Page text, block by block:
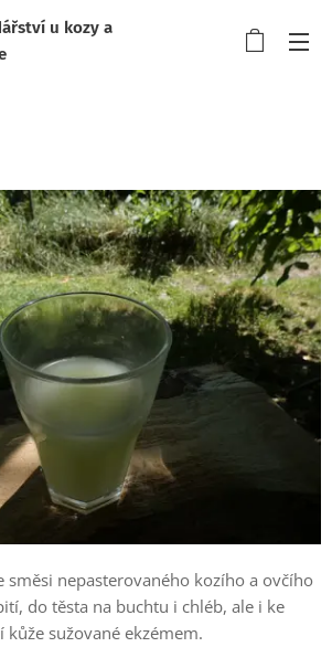
u kozy a
směsi nepasterovaného kozího a ovčího
do těsta na buchtu i chléb, ale i ke
sužované ekzémem.